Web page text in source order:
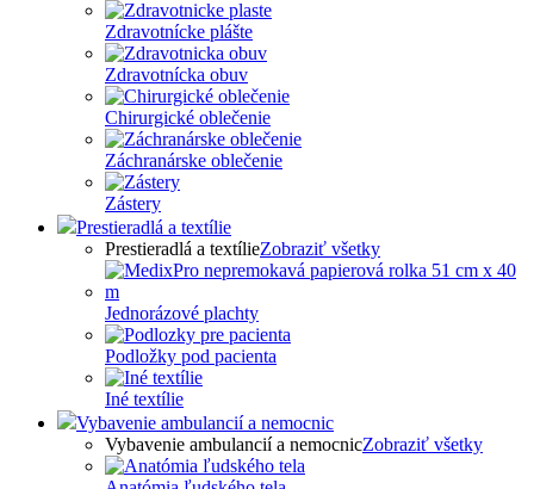
Zdravotnícke plášte
Zdravotnícka obuv
Chirurgické oblečenie
Záchranárske oblečenie
Zástery
Prestieradlá a textílie
Prestieradlá a textílieZobraziť všetky
Jednorázové plachty
Podložky pod pacienta
Iné textílie
Vybavenie ambulancií a nemocnic
Vybavenie ambulancií a nemocnicZobraziť všetky